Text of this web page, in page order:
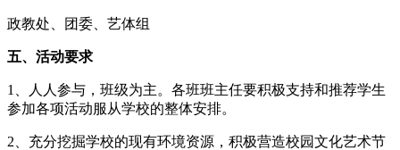
政教处、团委、艺体组
五、活动要求
1、人人参与，班级为主。各班班主任要积极支持和推荐学生
参加各项活动服从学校的整体安排。
2、充分挖掘学校的现有环境资源，积极营造校园文化艺术节